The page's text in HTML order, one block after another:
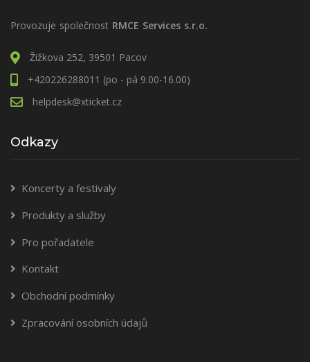
Provozuje společnost RMCE Services s.r.o.
Žižkova 252, 39501 Pacov
+420226288011 (po - pá 9.00-16.00)
helpdesk@xticket.cz
Odkazy
Koncerty a festivaly
Produkty a služby
Pro pořadatele
Kontakt
Obchodní podmínky
Zpracování osobních údajů